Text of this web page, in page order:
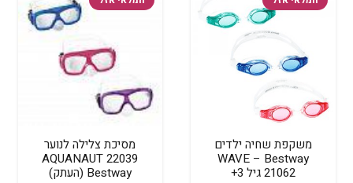
משקפת שחיה ילדים
WAVE – Bestway
21062 גיל 3+
מסיכת צלילה לנוער
AQUANAUT 22039
Bestway (העתק)